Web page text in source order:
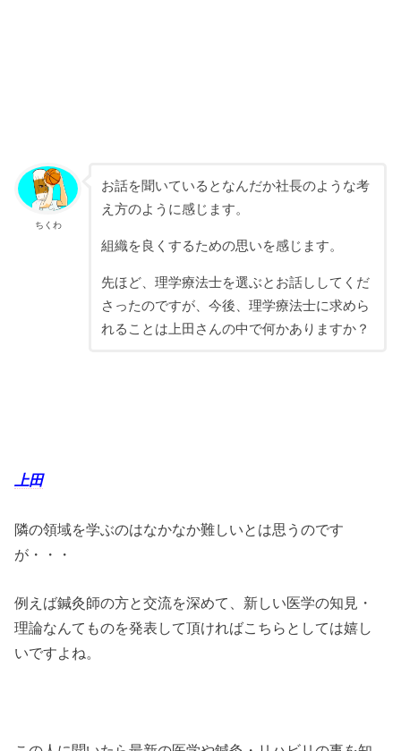
ちくわ
お話を聞いているとなんだか社長のような考
え方のように感じます。
組織を良くするための思いを感じます。
先ほど、理学療法士を選ぶとお話ししてくだ
さったのですが、今後、理学療法士に求めら
れることは上田さんの中で何かありますか？
上田
隣の領域を学ぶのはなかなか難しいとは思うのです
が・・・
例えば鍼灸師の方と交流を深めて、新しい医学の知見・
理論なんてものを発表して頂ければこちらとしては嬉し
いですよね。